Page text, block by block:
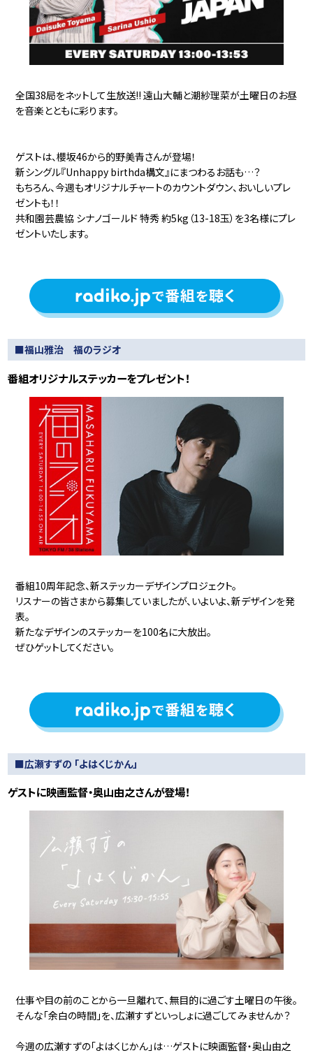
全国38局をネットして生放送!! 遠山大輔と潮紗理菜が土曜日のお昼
を音楽とともに彩ります。
ゲストは、櫻坂46から的野美青さんが登場！
新シングル『Unhappy birthda構文』にまつわるお話も…？
もちろん、今週もオリジナルチャートのカウントダウン、おいしいプレ
ゼントも！！
共和園芸農協 シナノゴールド 特秀 約5kg（13-18玉）を3名様にプレ
ゼントいたします。
■福山雅治 福のラジオ
番組オリジナルステッカーをプレゼント！
番組10周年記念、新ステッカーデザインプロジェクト。
リスナーの皆さまから募集していましたが、いよいよ、新デザインを発
表。
新たなデザインのステッカーを100名に大放出。
ぜひゲットしてください。
■広瀬すずの 「よはくじかん」
ゲストに映画監督・奥山由之さんが登場！
仕事や目の前のことから一旦離れて、無目的に過ごす土曜日の午後。
そんな「余白の時間」を、広瀬すずといっしょに過ごしてみませんか？
今週の広瀬すずの「よはくじかん」は…ゲストに映画監督・奥山由之